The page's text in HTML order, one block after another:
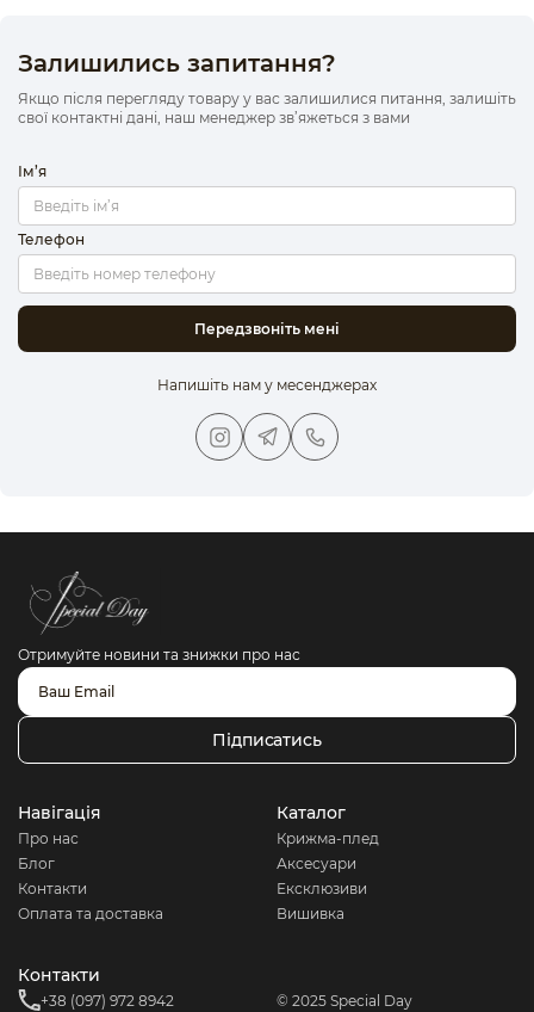
Залишились запитання?
Якщо після перегляду товару у вас залишилися питання, залишіть
свої контактні дані, наш менеджер зв’яжеться з вами
Ім’я
Телефон
Передзвоніть мені
Напишіть нам у месенджерах
Отримуйте новини та знижки про нас
Підписатись
Навігація
Про нас
Блог
Контакти
Оплата та доставка
Каталог
Крижма-плед
Аксесуари
Ексклюзиви
Вишивка
Контакти
+38 (097) 972 8942 © 2025 Special Day